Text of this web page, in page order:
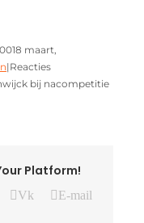
18 maart,
|Reacties
bij nacompetitie
Platform!
Vk E-mail